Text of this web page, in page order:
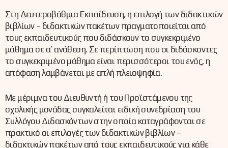
Στη Δευτεροβάθμια Εκπαίδευση, η επιλογή των διδακτικών
βιβλίων – διδακτικών πακέτων πραγματοποιείται από
τους εκπαιδευτικούς που διδάσκουν το συγκεκριμένο
μάθημα σε α’ ανάθεση. Σε περίπτωση που οι διδάσκοντες
το συγκεκριμένο μάθημα είναι περισσότεροι του ενός, η
απόφαση λαμβάνεται με απλή πλειοψηφία.
Με μέριμνα του Διευθυντή ή του Προϊστάμενου της
σχολικής μονάδας συγκαλείται ειδική συνεδρίαση του
Συλλόγου Διδασκόντων στην οποία καταγράφονται σε
πρακτικό οι επιλογές των διδακτικών βιβλίων –
διδακτικών πακέτων από τους εκπαιδευτικούς για κάθε